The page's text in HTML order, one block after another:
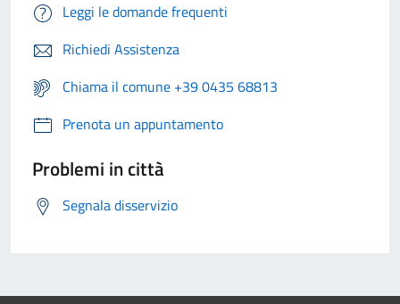
Leggi le domande frequenti
Richiedi Assistenza
Chiama il comune +39 0435 68813
Prenota un appuntamento
Problemi in città
Segnala disservizio